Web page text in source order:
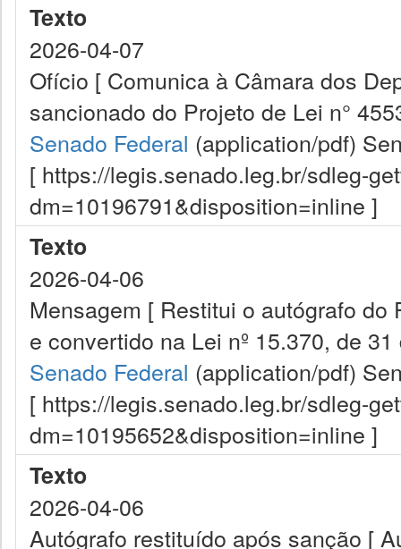
Texto
2026-04-07
Ofício [ Comunica à Câmara dos
sancionado do Projeto de Lei n°
Senado Federal (application/pdf)
[ https://legis.senado.leg.br/sdleg-
dm=10196791&disposition=inline ]
Texto
2026-04-06
Mensagem [ Restitui o autógrafo do
e convertido na Lei nº 15.370, de
Senado Federal (application/pdf)
[ https://legis.senado.leg.br/sdleg-
dm=10195652&disposition=inline ]
Texto
2026-04-06
Autógrafo restituído após sanção [